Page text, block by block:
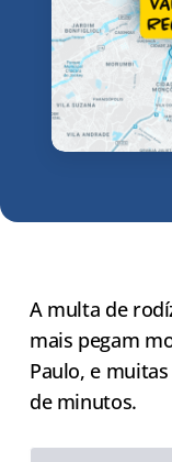
A multa de
mais pegam
Paulo, e
de minutos.